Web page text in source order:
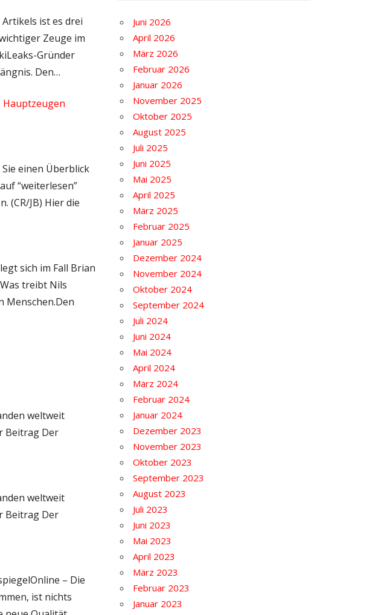
Artikels ist es drei
Zeuge im
Gründer
Den…
Hauptzeugen
einen Überblick
“weiterlesen”
(CR/JB) Hier die
sich im Fall Brian
treibt Nils
Menschen.Den
weltweit
Beitrag Der
weltweit
Beitrag Der
– Die
ist nichts
Juni 2026
April 2026
März 2026
Februar 2026
Januar 2026
November 2025
Oktober 2025
August 2025
Juli 2025
Juni 2025
Mai 2025
April 2025
März 2025
Februar 2025
Januar 2025
Dezember 2024
November 2024
Oktober 2024
September 2024
Juli 2024
Juni 2024
Mai 2024
April 2024
März 2024
Februar 2024
Januar 2024
Dezember 2023
November 2023
Oktober 2023
September 2023
August 2023
Juli 2023
Juni 2023
Mai 2023
April 2023
März 2023
Februar 2023
Januar 2023